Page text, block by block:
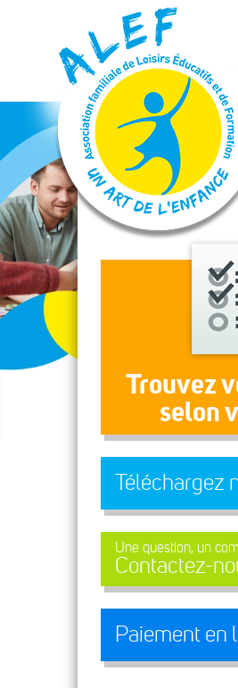
Panneau de gestion des cookies
Trouvez
selon
Téléchargez
Une question, un
Contactez-
Paiement en